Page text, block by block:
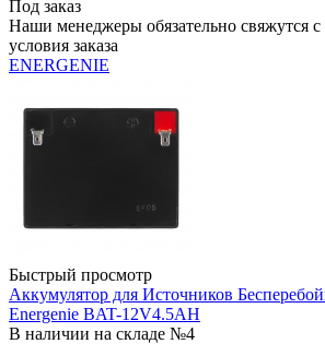
Под заказ
Наши менеджеры обязательно свяжутся
условия заказа
ENERGENIE
Быстрый просмотр
Аккумулятор для Источников
Energenie BAT-12V4.5AH
В наличии на складе №4